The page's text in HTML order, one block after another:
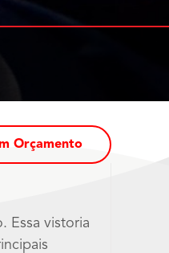
Orçamento
Essa vistoria